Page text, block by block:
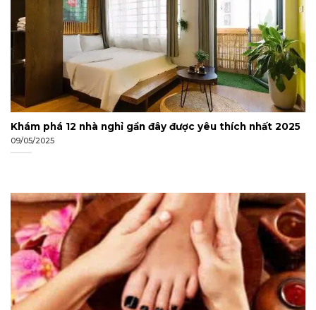
Khám phá 12 nhà nghỉ gần đây được yêu thích nhất 2025
09/05/2025